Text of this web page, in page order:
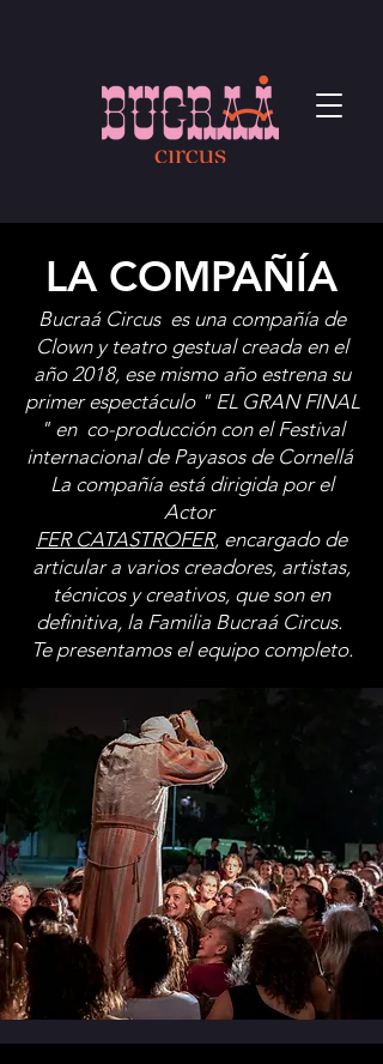
LA COMPAÑÍA
Bucraá Circus es una compañía de
Clown y teatro gestual creada en el
año 2018, ese mismo año estrena su
primer espectáculo " EL GRAN FINAL
" en co-producción con el Festival
internacional de Payasos de Cornellá
La compañía está dirigida por el
Actor
FER CATASTROFER, encargado de
articular a varios creadores, artistas,
técnicos y creativos, que son en
definitiva, la Familia Bucraá Circus.
Te presentamos el equipo completo.